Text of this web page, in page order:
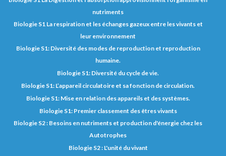
nutriments
Biologie S1 La respiration et les échanges gazeux entre les vivants et
leur environnement
Biologie S1: Diversité des modes de reproduction et reproduction
humaine.
Biologie S1: Diversité du cycle de vie.
Biologie S1: L’appareil circulatoire et sa fonction de circulation.
Biologie S1: Mise en relation des appareils et des systèmes.
Biologie S1: Premier classement des êtres vivants
Biologie S2 : Besoins en nutriments et production d'énergie chez les
Autotrophes
Biologie S2 : L'unité du vivant